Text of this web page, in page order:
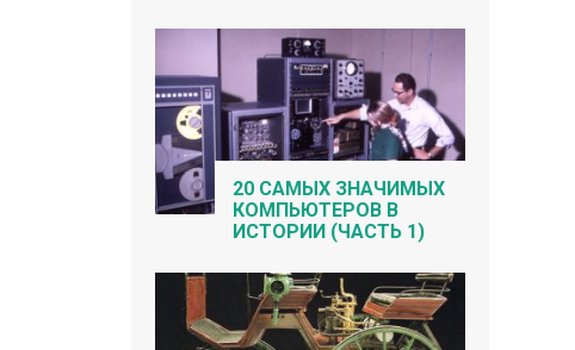
20 САМЫХ ЗНАЧИМЫХ
КОМПЬЮТЕРОВ В
ИСТОРИИ (ЧАСТЬ 1)